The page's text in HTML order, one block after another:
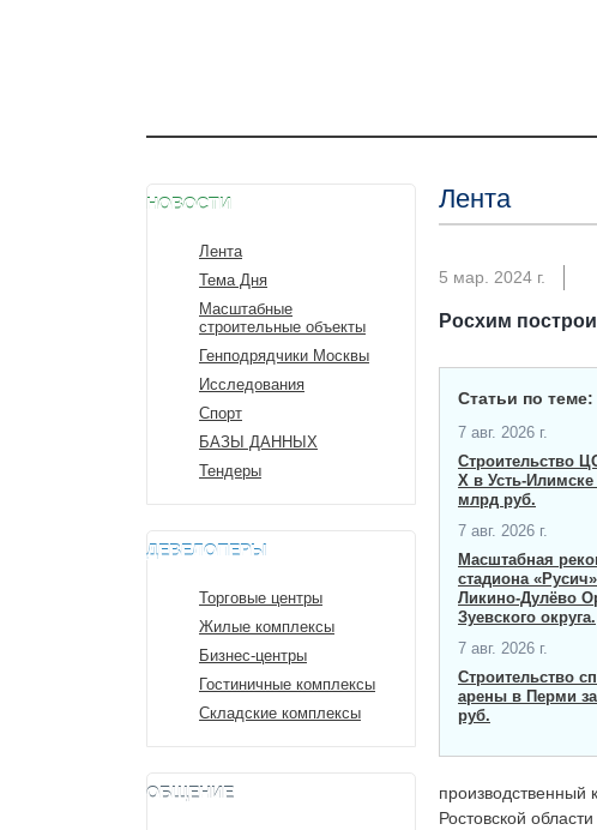
НОВОСТИ
Лента
Тема Дня
Масштабные
строительные объекты
Генподрядчики Москвы
Исследования
Спорт
БАЗЫ ДАННЫХ
Тендеры
ДЕВЕЛОПЕРЫ
Торговые центры
Жилые комплексы
Бизнес-центры
Гостиничные комплексы
Складские комплексы
ОБЩЕНИЕ
Лента
5 мар. 2024 г.
Росхим
Статьи по теме:
7 авг. 2026 г.
Строительство
X в Усть-Илимске
млрд руб.
7 авг. 2026 г.
Масштабная
стадиона
Ликино-Дулёво
Зуевского округа.
7 авг. 2026 г.
Строительство
арены в Перми
руб.
производственный
Ростовской